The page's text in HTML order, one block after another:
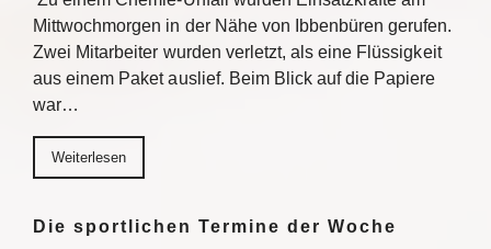
Mittwochmorgen in der Nähe von Ibbenbüren gerufen.
Zwei Mitarbeiter wurden verletzt, als eine Flüssigkeit
aus einem Paket auslief. Beim Blick auf die Papiere
war…
Weiterlesen
Die sportlichen Termine der Woche